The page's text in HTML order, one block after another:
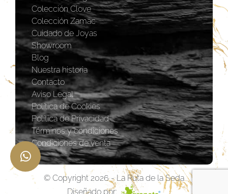
Colección Clove
Colección Zamac
Cuidado de Joyas
Showroom
Blog
Nuestra historia
Contacto
Aviso Legal
Política de Cookies
Política de Privacidad
Términos y condiciones
Condiciones de venta
© Copyright 2026 - La Ruta de la Seda
Diseñado por: